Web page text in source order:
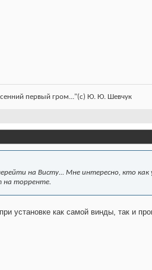
первый гром..."(c) Ю. Ю. Шевчук
на Висту... Мне интересно, кто как
на торренте.
установке как самой винды, так и